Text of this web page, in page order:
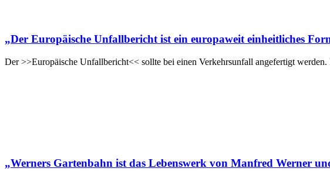
„Der Europäische Unfallbericht ist ein europaweit einheitliches
Der >>Europäische Unfallbericht<< sollte bei einen Verkehrsunfall angefertigt
„Werners Gartenbahn ist das Lebenswerk von Manfred Werner